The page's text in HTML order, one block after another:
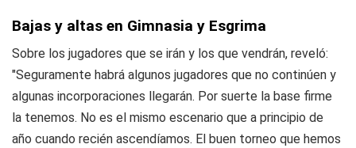
Bajas y altas en Gimnasia y Esgrima
Sobre los jugadores que se irán y los que vendrán, reveló:
"Seguramente habrá algunos jugadores que no continúen y
algunas incorporaciones llegarán. Por suerte la base firme
la tenemos. No es el mismo escenario que a principio de
año cuando recién ascendíamos. El buen torneo que hemos